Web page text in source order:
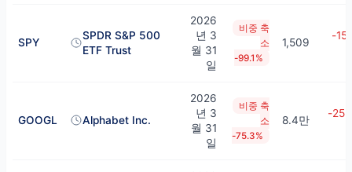
SPY
SPDR S&P 500
ETF Trust
2026
년 3
월 31
일
비중 축
소
-99.1%
1,509
-
GOOGL Alphabet Inc.
2026
년 3
월 31
일
비중 축
소
-75.3%
8.4만
-